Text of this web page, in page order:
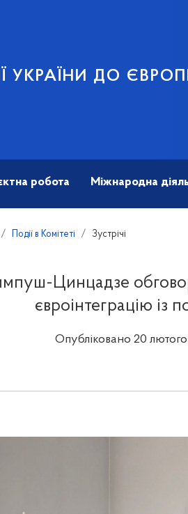
УКРАЇНИ ДО
робота Міжнародна
Події в Комітеті Зустрічі
Цинцадзе
євроінтеграцію із
Опубліковано 20